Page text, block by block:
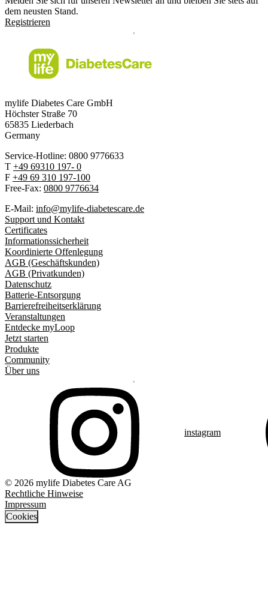
dem neusten Stand.
Registrieren
mylife Diabetes Care GmbH
Höchster Straße 70
65835 Liederbach
Germany
Service-Hotline: 0800 9776633
T +49 69310 197- 0
F +49 69 310 197-100
Free-Fax: 0800 9776634
E-Mail: info@mylife-diabetescare.de
Support und Kontakt
Certificates
Informationssicherheit
Koordinierte Offenlegung
AGB (Geschäftskunden)
AGB (Privatkunden)
Datenschutz
Batterie-Entsorgung
Barrierefreiheitserklärung
Veranstaltungen
Entdecke myLoop
Jetzt starten
Produkte
Community
Über uns
instagram
© 2026 mylife Diabetes Care AG
Rechtliche Hinweise
Impressum
Cookies